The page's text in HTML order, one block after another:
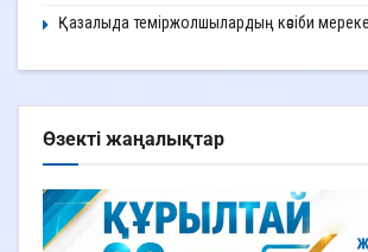
Қазалыда теміржолшылардың кәсіби
Өзекті жаңалықтар